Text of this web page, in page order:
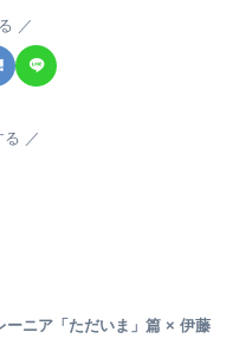
る
ーニア「ただいま」篇 × 伊藤